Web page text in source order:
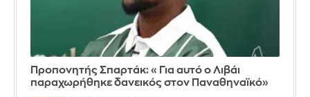
Προπονητής Σπαρτάκ: «Για αυτό ο Λιβάι
παραχωρήθηκε δανεικός στον Παναθηναϊκό»